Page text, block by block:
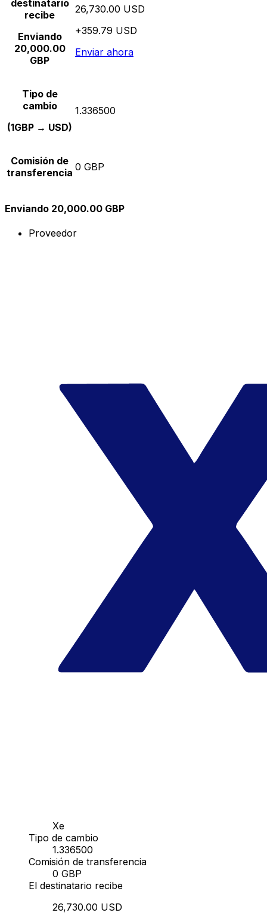
destinatario
recibe
Enviando
20,000.00
GBP
26,730.00 USD
+359.79 USD
Enviar ahora
Tipo de
cambio
(1GBP → USD)
1.336500
Comisión de
transferencia 0 GBP
Enviando 20,000.00 GBP
Proveedor
Xe
Tipo de cambio
1.336500
Comisión de transferencia
0 GBP
El destinatario recibe
26,730.00 USD